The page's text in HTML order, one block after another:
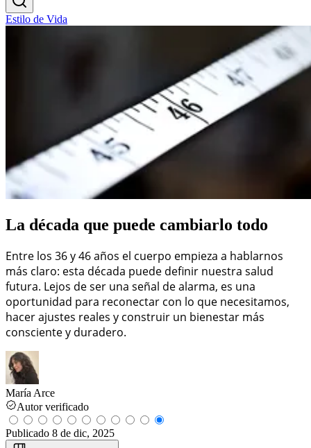
Estilo de Vida
La década que puede cambiarlo todo
Entre los 36 y 46 años el cuerpo empieza a hablarnos
más claro: esta década puede definir nuestra salud
futura. Lejos de ser una señal de alarma, es una
oportunidad para reconectar con lo que necesitamos,
hacer ajustes reales y construir un bienestar más
consciente y duradero.
María Arce
Autor verificado
Publicado 8 de dic, 2025